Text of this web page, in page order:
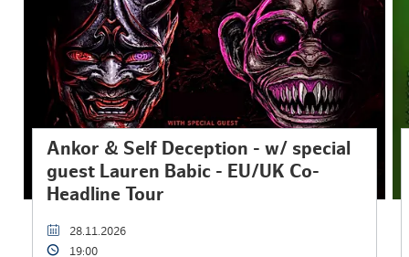
Ankor & Self Deception - w/ special
guest Lauren Babic - EU/UK Co-
Headline Tour
28.11.2026
19:00